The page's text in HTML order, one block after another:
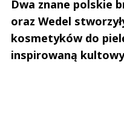
Dwa znane polskie
oraz Wedel
kosmetyków do
inspirowaną